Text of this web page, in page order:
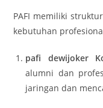
PAFI memiliki
kebutuhan
pafi dewijoker
alumni dan
jaringan dan